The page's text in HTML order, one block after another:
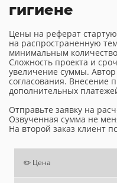
гигиене
Цены на реферат
на распространенную
минимальным
Сложность проекта и
увеличение суммы. Автор
согласования. Внесение
дополнительных
Отправьте заявку на
Озвученная сумма не
На второй заказ клиент
✏️ Цена